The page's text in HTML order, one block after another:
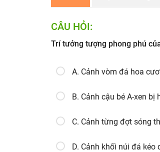
CÂU HỎI:
Trí tưởng tượng phong phú
A. Cảnh vòm đá hoa
B. Cảnh cậu bé A-xen
C. Cảnh từng đợt sóng
D. Cảnh khối núi đá